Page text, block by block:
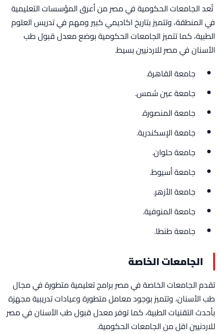
تُعد الجامعات الحكومية في مصر من أعرق المؤسسات التعليمية
في المنطقة، وتتميز بتاريخ اكاديمي كبير ومهم في تدريس العلوم
الطبية، كما تتميز الجامعات الحكومية بوضع معدل قبول طب
الأسنان في مصر للاردنيين بسيط.
جامعة القاهرة.
جامعة عين شمس.
جامعة المنصورة.
جامعة الإسكندرية.
جامعة حلوان.
جامعة أسيوط.
جامعة الأزهر.
جامعة المنوفية.
جامعة طنطا.
الجامعات الخاصة
تقدم الجامعات الخاصة في مصر برامج تعليمية متطورة في مجال
طب الأسنان، وتتميز بوجود معامل متطورة وعيادات تدريبية مجهزة
بأحدث التقنيات الطبية، كما توفر معدل قبول طب الأسنان في مصر
للاردنيين اقل من الجامعات الحكومية.